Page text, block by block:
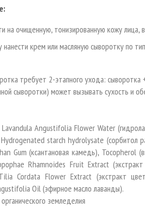
на очищенную, тонизированную кожу лица,
нанести крем или масляную сыворотку по
требует 2-этапного ухода:
сыворотки) может вызывать сухость и
Angustifolia Flower Water
starch hydrolysate (сорбитол
Gum (ксантановая камедь), Tocopherol
Rhamnoides Fruit Extract
Cordata Flower Extract (экстракт
Oil (эфирное масло лаванды).
земледелия